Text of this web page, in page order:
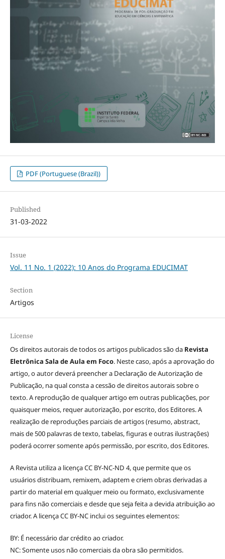
PDF (Portuguese (Brazil))
Published
31-03-2022
Issue
Vol. 11 No. 1 (2022): 10 Anos do Programa EDUCIMAT
Section
Artigos
License
Os direitos autorais de todos os artigos publicados são da Revista
Eletrônica Sala de Aula em Foco. Neste caso, após a aprovação do
artigo, o autor deverá preencher a Declaração de Autorização de
Publicação, na qual consta a cessão de direitos autorais sobre o
texto. A reprodução de qualquer artigo em outras publicações, por
quaisquer meios, requer autorização, por escrito, dos Editores. A
realização de reproduções parciais de artigos (resumo, abstract,
mais de 500 palavras de texto, tabelas, figuras e outras ilustrações)
poderá ocorrer somente após permissão, por escrito, dos Editores.
A Revista utiliza a licença CC BY-NC-ND 4, que permite que os
usuários distribuam, remixem, adaptem e criem obras derivadas a
partir do material em qualquer meio ou formato, exclusivamente
para fins não comerciais e desde que seja feita a devida atribuição ao
criador. A licença CC BY-NC inclui os seguintes elementos:
BY: É necessário dar crédito ao criador.
NC: Somente usos não comerciais da obra são permitidos.